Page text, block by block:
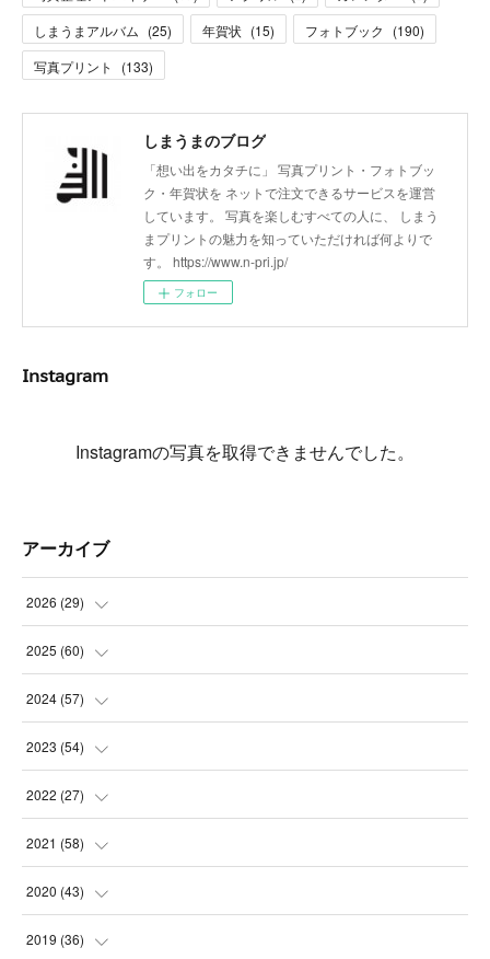
しまうまアルバム (25) 年賀状 (15) フォトブック (190)
写真プリント
(133)
しまうまのブログ
「想い出をカタチに」 写真プリント・フォトブッ
ク・年賀状を ネットで注文できるサービスを運営
しています。 写真を楽しむすべての人に、 しまう
まプリントの魅力を知っていただければ何よりで
す。 https://www.n-pri.jp/
フォロー
Instagram
Instagramの写真を取得できませんでした。
アーカイブ
2026 (29)
(5
(3
(7
(6
2025 (60)
(3
(3
(3
(2
2024 (57)
(4
(5
(2
(6
2023 (54)
(6
(8
(9
(6
2022 (27)
(1
(3
(3
2021 (58)
(1
(5
2020 (43)
(5
2019 (36)